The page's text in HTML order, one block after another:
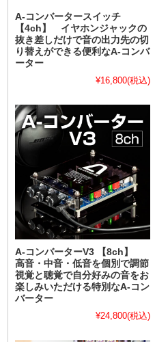
A-コンバータースイッチ
【4ch】 イヤホンジャックの
抜き差しだけで音の出力先の切
り替えができる便利なA-コンバ
ーター
¥16,800(税込)
A-コンバーターV3 【8ch】
高音・中音・低音を個別で調節
視覚と聴覚で自分好みの音をお
楽しみいただける特別なA-コン
バーター
¥24,800(税込)